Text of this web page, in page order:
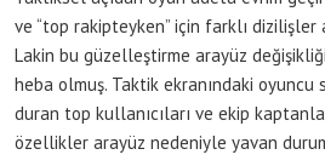
ve “top rakipteyken” için farklı dizilişler
Lakin bu güzelleştirme arayüz
heba olmuş. Taktik ekranındaki oyuncu
duran top kullanıcıları ve ekip
özellikler arayüz nedeniyle yavan